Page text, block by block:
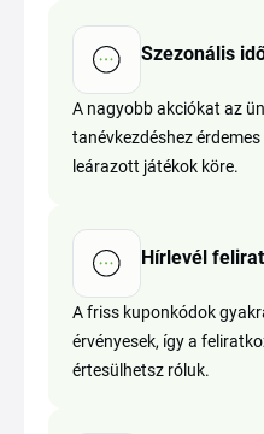
Szezonális
A nagyobb akciókat az
tanévkezdéshez
leárazott játékok köre.
Hírlevél
A friss kuponkódok
érvényesek, így a
értesülhetsz róluk.